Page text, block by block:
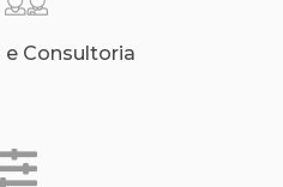
e Consultoria